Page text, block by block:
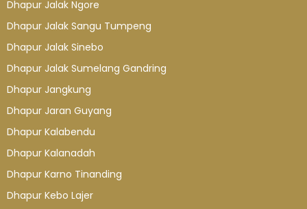
Dhapur Jalak Ngore
Dhapur Jalak Sangu Tumpeng
Dhapur Jalak Sinebo
Dhapur Jalak Sumelang Gandring
Dhapur Jangkung
Dhapur Jaran Guyang
Dhapur Kalabendu
Dhapur Kalanadah
Dhapur Karno Tinanding
Dhapur Kebo Lajer